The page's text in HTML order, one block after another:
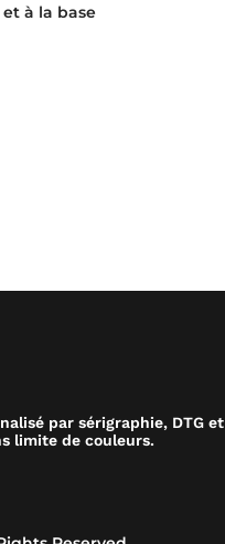
à la base
par sérigraphie, DTG et
limite de couleurs.